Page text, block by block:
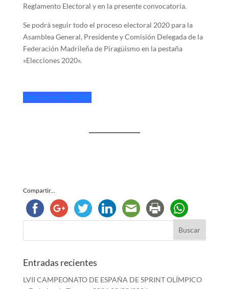
Reglamento Electoral y en la presente convocatoria.
Se podrá seguir todo el proceso electoral 2020 para la
Asamblea General, Presidente y Comisión Delegada de la
Federación Madrileña de Piragüismo en la pestaña
«Elecciones 2020».
Elecciones FMP 2020
Compartir...
Entradas recientes
LVII CAMPEONATO DE ESPAÑA DE SPRINT OLÍMPICO